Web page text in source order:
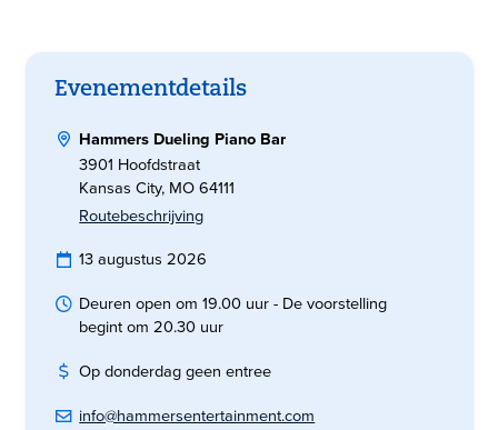
Evenementdetails
Hammers Dueling Piano Bar
3901 Hoofdstraat
Kansas City, MO 64111
Routebeschrijving
13 augustus 2026
Deuren open om 19.00 uur - De voorstelling
begint om 20.30 uur
Op donderdag geen entree
info@hammersentertainment.com